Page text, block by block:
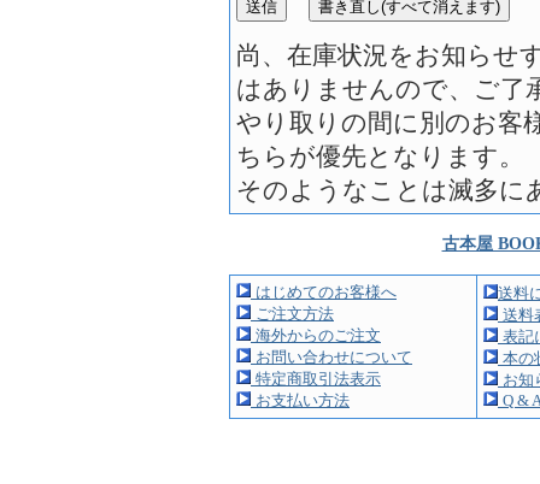
尚、在庫状況をお知らせ
はありませんので、ご了
やり取りの間に別のお客
ちらが優先となります。
そのようなことは滅多に
古本屋
はじめてのお客様へ
ご注文方法
海外からのご注文
お問い合わせについて
特定商取引法表示
お支払い方法
送料
送料
表記
本の
お知
Q &